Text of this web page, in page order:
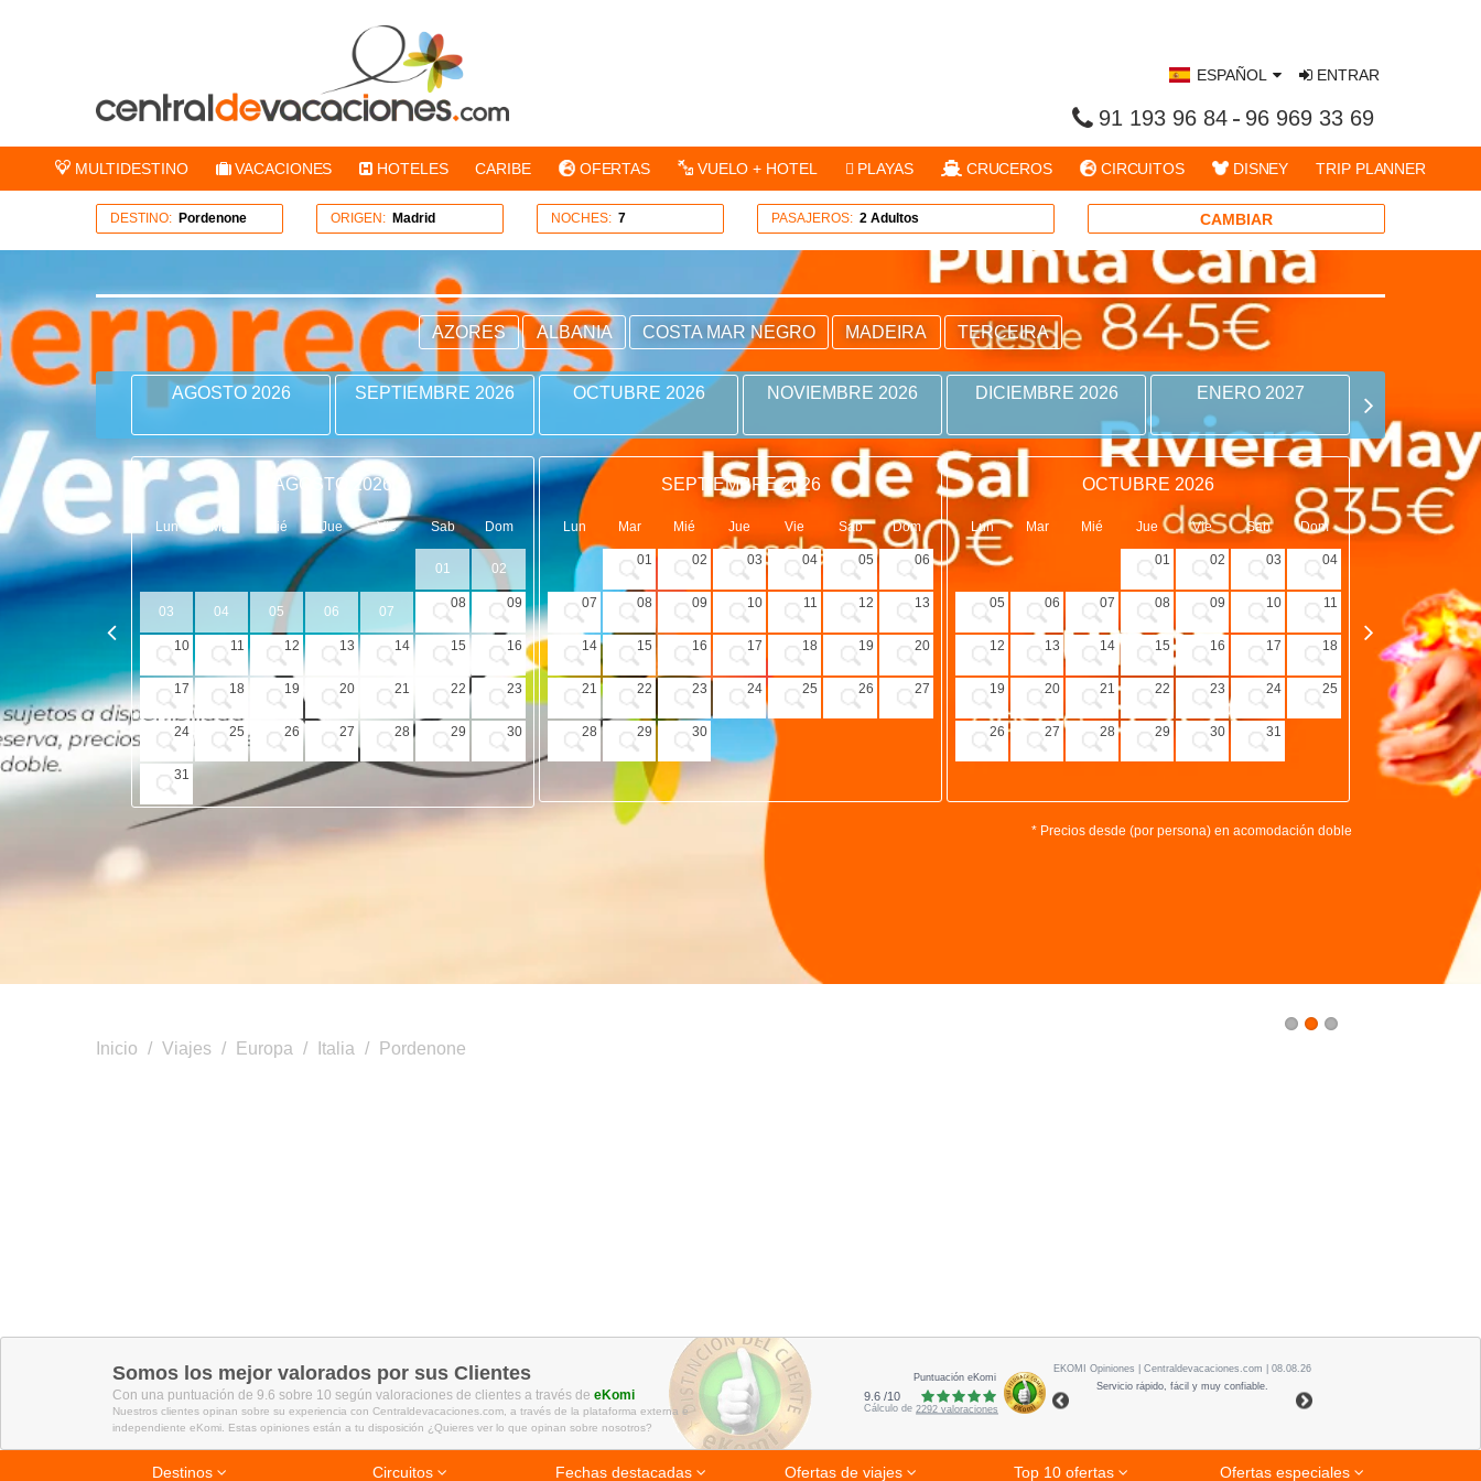
ESPAÑOL
91 193 96 84 96 969 33 69
ENTRAR
MULTIDESTINO VACACIONES HOTELES CARIBE OFERTAS VUELO + HOTEL PLAYAS CRUCEROS CIRCUITOS DISNEY TRIP PLANNER
1 2 3
DESTINO: Pordenone ORIGEN: Madrid NOCHES: 7 PASAJEROS: 2 Adultos CAMBIAR
AZORES ALBANIA COSTA MAR NEGRO MADEIRA TERCEIRA
AGOSTO 2026 SEPTIEMBRE 2026 OCTUBRE 2026 NOVIEMBRE 2026 DICIEMBRE 2026 ENERO 2027
AGOSTO 2026
Lun Mar Mié Jue Vie Sab Dom
01 02
03 04 05 06 07
08 09
10 11 12 13 14 15 16
17 18 19 20 21 22 23
24 25 26 27 28 29 30
31
SEPTIEMBRE 2026
Lun Mar Mié Jue Vie Sab Dom
01 02 03 04 05 06
07 08 09 10 11 12 13
14 15 16 17 18 19 20
21 22 23 24 25 26 27
28 29 30
OCTUBRE 2026
Lun Mar Mié Jue Vie Sab Dom
01 02 03 04
05 06 07 08 09 10 11
12 13 14 15 16 17 18
19 20 21 22 23 24 25
26 27 28 29 30 31
Lun Mar
03
09 10
16 17
23 24
30
* Precios desde (por persona) en acomodación doble
Inicio / Viajes / Europa / Italia / Pordenone
Somos los mejor valorados por sus Clientes
Con una puntuación de 9.6 sobre 10 según valoraciones de clientes a través de eKomi
Nuestros clientes opinan sobre su experiencia con Centraldevacaciones.com, a través de la plataforma externa e
independiente eKomi. Estas opiniones están a tu disposición ¿Quieres ver lo que opinan sobre nosotros?
Puntuación eKomi
9.6/10
Cálculo de2292valoraciones
EKOMIOpiniones
| Centraldevacaciones.com | 08.08.26
Servicio rápido, fácil y muy confiable.
Destinos Circuitos Fechas destacadas Ofertas de viajes Top 10 ofertas Ofertas especiales